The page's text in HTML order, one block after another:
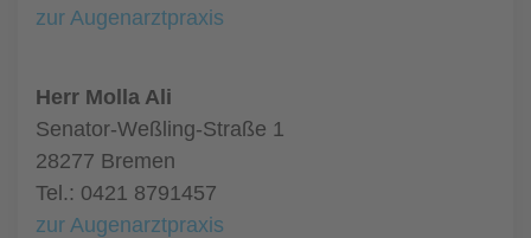
zur Augenarztpraxis
Herr Molla Ali
Senator-Weßling-Straße 1
28277 Bremen
Tel.: 0421 8791457
zur Augenarztpraxis